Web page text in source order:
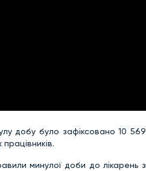
добу було зафіксовано 10 569
минулої доби до лікарень з